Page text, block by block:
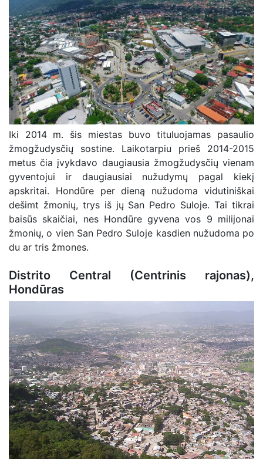
Iki 2014 m. šis miestas buvo tituluojamas pasaulio
žmogžudysčių sostine. Laikotarpiu prieš 2014-2015
metus čia įvykdavo daugiausia žmogžudysčių vienam
gyventojui ir daugiausiai nužudymų pagal kiekį
apskritai. Hondūre per dieną nužudoma vidutiniškai
dešimt žmonių, trys iš jų San Pedro Suloje. Tai tikrai
baisūs skaičiai, nes Hondūre gyvena vos 9 milijonai
žmonių, o vien San Pedro Suloje kasdien nužudoma po
du ar tris žmones.
Distrito Central (Centrinis rajonas),
Hondūras